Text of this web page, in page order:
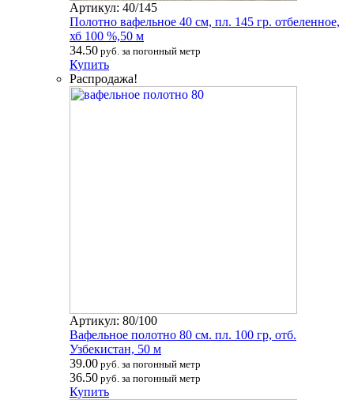
Артикул: 40/145
Полотно вафельное 40 см, пл. 145 гр. отбеленное,
хб 100 %,50 м
34.50 руб. за погонный метр
Купить
Распродажа!
Артикул: 80/100
Вафельное полотно 80 см. пл. 100 гр, отб.
Узбекистан, 50 м
39.00 руб. за погонный метр
36.50 руб. за погонный метр
Купить